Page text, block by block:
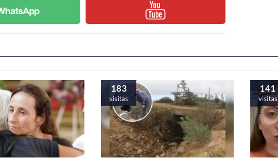
183
visitas
141
visitas